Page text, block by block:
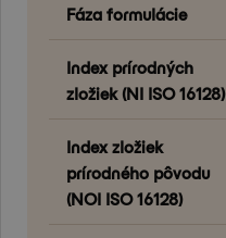
Fáza formulácie
Index prírodných
zložiek (NI ISO 16128)
Index zložiek
prírodného pôvodu
(NOI ISO 16128)